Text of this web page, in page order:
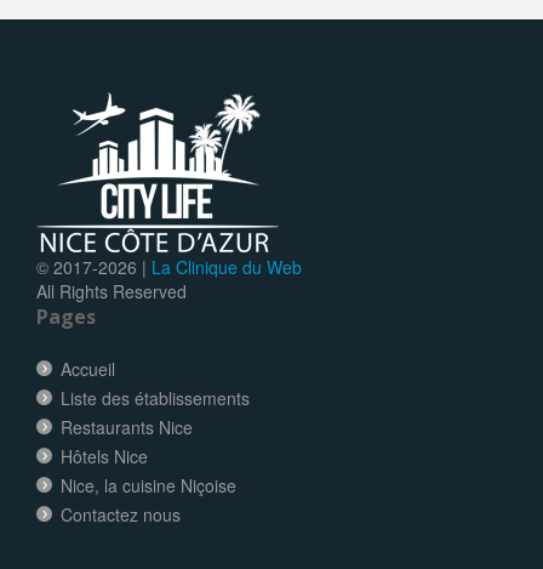
© 2017-2026 | La Clinique du Web
All Rights Reserved
Pages
Accueil
Liste des établissements
Restaurants Nice
Hôtels Nice
Nice, la cuisine Niçoise
Contactez nous